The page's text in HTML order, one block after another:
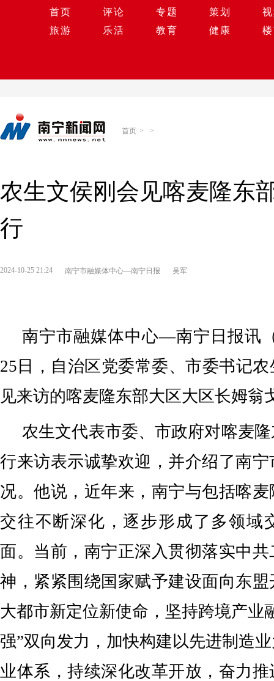
首页 评论 专题 策划
旅游
乐活 教育 健康
首页 > >
农生文侯刚会见喀麦隆东
行
2024-10-25 21:24 南宁市融媒体中心—南宁日报 吴军
南宁市融媒体中心—南宁日报讯
25日，自治区党委常委、市委书记
见来访的喀麦隆东部大区大区长姆翁
农生文代表市委、市政府对喀麦
行来访表示诚挚欢迎，并介绍了南
况。他说，近年来，南宁与包括喀
交往不断深化，逐步形成了多领域
面。当前，南宁正深入贯彻落实中
神，紧紧围绕国家赋予建设面向东
大都市新定位新使命，坚持跨境产业
强”双向发力，加快构建以先进制造
业体系，持续深化改革开放，奋力